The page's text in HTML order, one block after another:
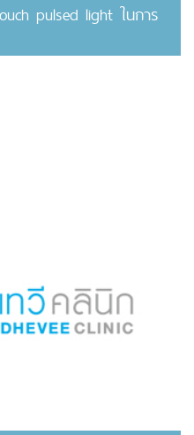
pulsed light ในการ